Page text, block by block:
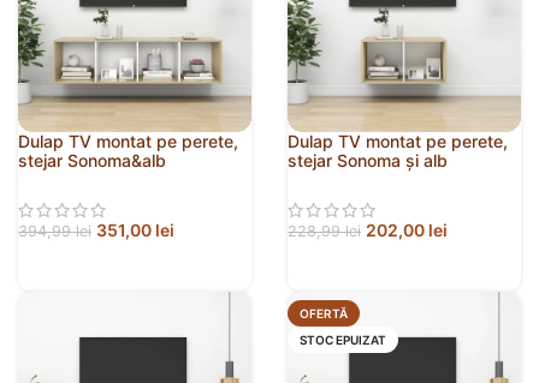
Dulap TV montat pe perete,
stejar Sonoma&alb
394,99lei 351,00 lei
Dulap TV montat pe perete,
stejar Sonoma și alb
228,99lei 202,00 lei
OFERTĂ
STOC EPUIZAT